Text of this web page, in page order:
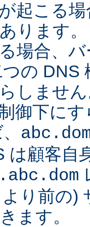
起こる
ります
場合、
の DNS
しませ
御下に
は顧客自
り前の)
ます。